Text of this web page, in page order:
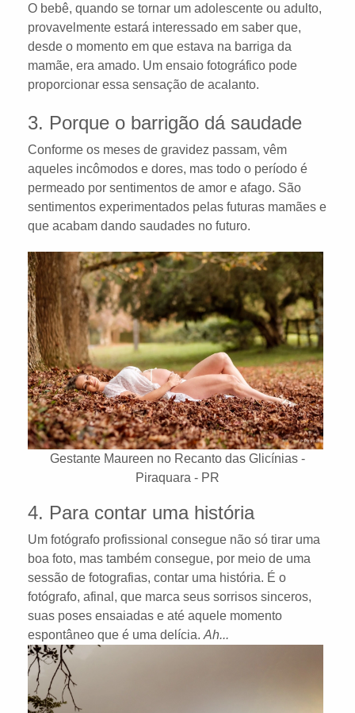
O bebê, quando se tornar um adolescente ou adulto,
provavelmente estará interessado em saber que,
desde o momento em que estava na barriga da
mamãe, era amado. Um ensaio fotográfico pode
proporcionar essa sensação de acalanto.
3. Porque o barrigão dá saudade
Conforme os meses de gravidez passam, vêm
aqueles incômodos e dores, mas todo o período é
permeado por sentimentos de amor e afago. São
sentimentos experimentados pelas futuras mamães e
que acabam dando saudades no futuro.
Gestante Maureen no Recanto das Glicínias -
Piraquara - PR
4. Para contar uma história
Um fotógrafo profissional consegue não só tirar uma
boa foto, mas também consegue, por meio de uma
sessão de fotografias, contar uma história. É o
fotógrafo, afinal, que marca seus sorrisos sinceros,
suas poses ensaiadas e até aquele momento
espontâneo que é uma delícia. Ah...